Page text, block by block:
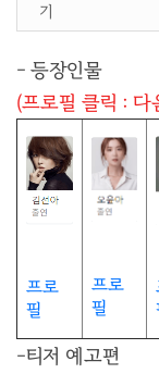
기
- 등장인물
(프로필 클릭 : 다
프로
필
프로
필
-티저 예고편